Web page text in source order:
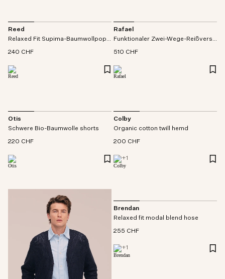
Reed
Relaxed Fit Supima-Baumwollpopeline hemdjacke
240 CHF
Rafael
Funktionaler Zwei-Wege-Reißverschluss jacke
510 CHF
Otis
Schwere Bio-Baumwolle shorts
220 CHF
Colby
Organic cotton twill hemd
200 CHF
+1
Brendan
Relaxed fit modal blend hose
255 CHF
+1